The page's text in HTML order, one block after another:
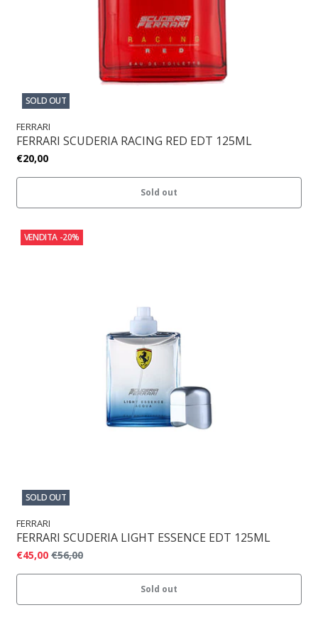
SOLD OUT
FERRARI
FERRARI SCUDERIA RACING RED EDT 125ML
€20,00
Sold out
VENDITA -20%
SOLD OUT
FERRARI
FERRARI SCUDERIA LIGHT ESSENCE EDT 125ML
€45,00 €56,00
Sold out